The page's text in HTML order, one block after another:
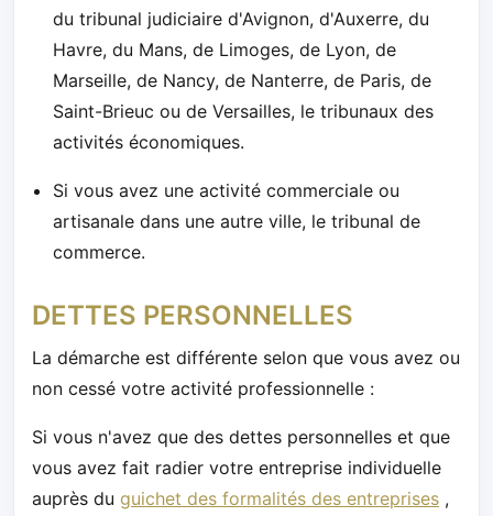
du tribunal judiciaire d'Avignon, d'Auxerre, du
Havre, du Mans, de Limoges, de Lyon, de
Marseille, de Nancy, de Nanterre, de Paris, de
Saint-Brieuc ou de Versailles, le tribunaux des
activités économiques.
Si vous avez une activité commerciale ou
artisanale dans une autre ville, le tribunal de
commerce.
DETTES PERSONNELLES
La démarche est différente selon que vous avez ou
non cessé votre activité professionnelle :
Si vous n'avez que des dettes personnelles et que
vous avez fait radier votre entreprise individuelle
auprès du guichet des formalités des entreprises ,